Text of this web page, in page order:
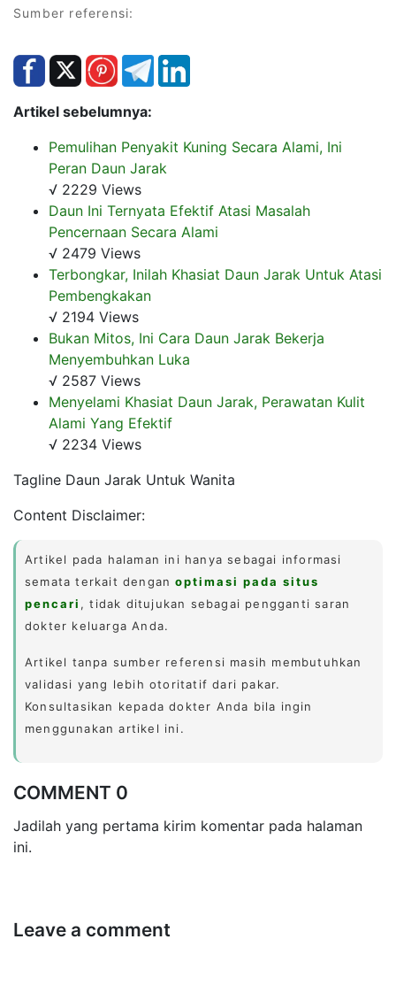
Sumber referensi:
Artikel sebelumnya:
Pemulihan Penyakit Kuning Secara Alami, Ini
Peran Daun Jarak
√ 2229 Views
Daun Ini Ternyata Efektif Atasi Masalah
Pencernaan Secara Alami
√ 2479 Views
Terbongkar, Inilah Khasiat Daun Jarak Untuk Atasi
Pembengkakan
√ 2194 Views
Bukan Mitos, Ini Cara Daun Jarak Bekerja
Menyembuhkan Luka
√ 2587 Views
Menyelami Khasiat Daun Jarak, Perawatan Kulit
Alami Yang Efektif
√ 2234 Views
Tagline Daun Jarak Untuk Wanita
Content Disclaimer:
Artikel pada halaman ini hanya sebagai informasi
semata terkait denganoptimasi pada situs
pencari , tidak ditujukan sebagai pengganti saran
dokter keluarga Anda.
Artikel tanpa sumber referensi masih membutuhkan
validasi yang lebih otoritatif dari pakar.
Konsultasikan kepada dokter Anda bila ingin
menggunakan artikel ini.
COMMENT 0
Jadilah yang pertama kirim komentar pada halaman
ini.
Leave a comment